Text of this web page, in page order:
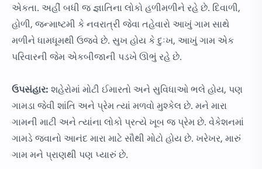
એકતા. અહીં બધી જ જ્ઞાતિના લોકો હળીમળીને રહે છે. દિવાળી,
હોળી, જન્માષ્ટમી કે નવરાત્રી જેવા તહેવારો આખું ગામ સાથે
મળીને ધામધૂમથી ઉજવે છે. સુખ હોય કે દુઃખ, આખું ગામ એક
પરિવારની જેમ એકબીજાની પડખે ઊભું રહે છે.
ઉપસંહાર: શહેરોમાં મોટી ઈમારતો અને સુવિધાઓ ભલે હોય, પણ
ગામડા જેવી શાંતિ અને પ્રેમ ત્યાં મળવો મુશ્કેલ છે. મને મારા
ગામની માટી અને ત્યાંના લોકો પ્રત્યે ખૂબ જ પ્રેમ છે. વેકેશનમાં
ગામડે જવાનો આનંદ મારા માટે સૌથી મોટો હોય છે. ખરેખર, મારું
ગામ મને પ્રાણથી પણ પ્યારું છે.